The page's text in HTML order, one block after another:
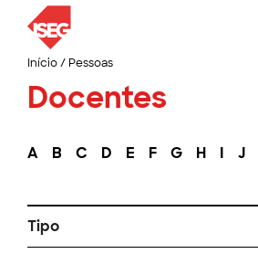
Início/ Pessoas
Docentes
A B C D E F G H I J
Tipo